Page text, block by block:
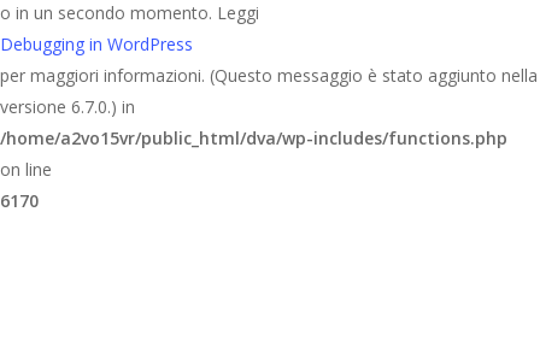
o in un secondo momento. Leggi
Debugging in WordPress
per maggiori informazioni. (Questo messaggio è stato aggiunto nella
versione 6.7.0.) in
/home/a2vo15vr/public_html/dva/wp-includes/functions.php
on line
6170